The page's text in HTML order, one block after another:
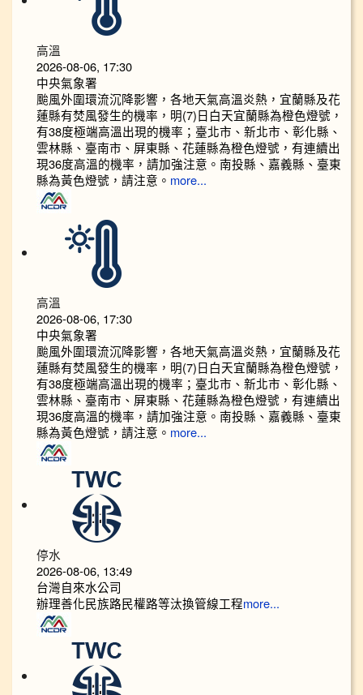
高溫
2026-08-06, 17:30
中央氣象署
颱風外圍環流沉降影響，各地天氣高溫炎熱，宜蘭縣及花
蓮縣有焚風發生的機率，明(7)日白天宜蘭縣為橙色燈號，
有38度極端高溫出現的機率；臺北市、新北市、彰化縣、
雲林縣、臺南市、屏東縣、花蓮縣為橙色燈號，有連續出
現36度高溫的機率，請加強注意。南投縣、嘉義縣、臺東
縣為黃色燈號，請注意。 more...
高溫
2026-08-06, 17:30
中央氣象署
颱風外圍環流沉降影響，各地天氣高溫炎熱，宜蘭縣及花
蓮縣有焚風發生的機率，明(7)日白天宜蘭縣為橙色燈號，
有38度極端高溫出現的機率；臺北市、新北市、彰化縣、
雲林縣、臺南市、屏東縣、花蓮縣為橙色燈號，有連續出
現36度高溫的機率，請加強注意。南投縣、嘉義縣、臺東
縣為黃色燈號，請注意。 more...
停水
2026-08-06, 13:49
台灣自來水公司
辦理善化民族路民權路等汰換管線工程more...